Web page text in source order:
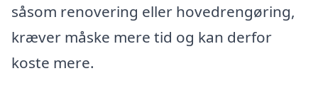
såsom renovering eller hovedrengøring,
kræver måske mere tid og kan derfor
koste mere.